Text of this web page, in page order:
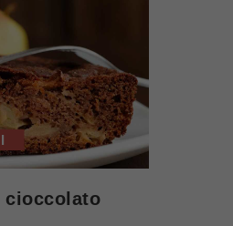
cioccolato